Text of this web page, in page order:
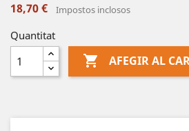
18,70 € Impostos inclosos
Quantitat
 AFEGIR AL